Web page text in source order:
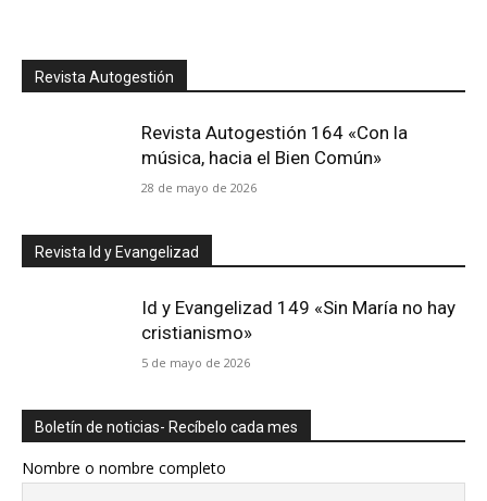
Revista Autogestión
Revista Autogestión 164 «Con la
música, hacia el Bien Común»
28 de mayo de 2026
Revista Id y Evangelizad
Id y Evangelizad 149 «Sin María no hay
cristianismo»
5 de mayo de 2026
Boletín de noticias- Recíbelo cada mes
Nombre o nombre completo